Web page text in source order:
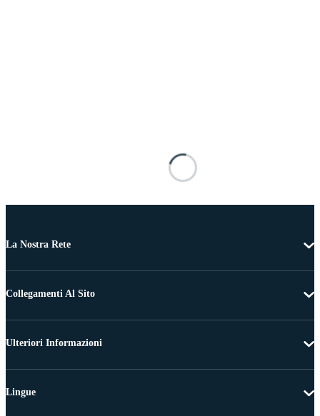
La Nostra Rete
Collegamenti Al Sito
Ulteriori Informazioni
Lingue